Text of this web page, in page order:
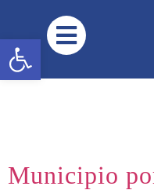
Abrir barra de
Municipio